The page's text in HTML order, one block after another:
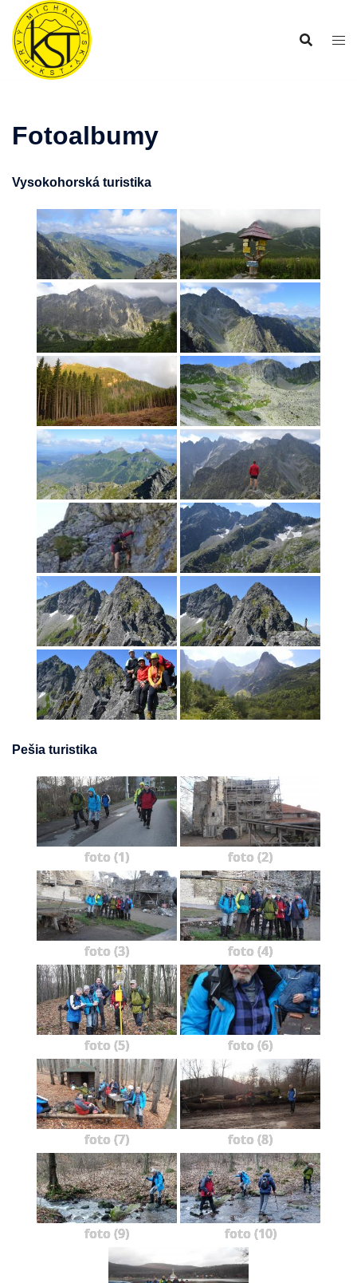
Preskočiť
obsah
Fotoalbumy
Vysokohorská turistika
Pešia turistika
foto (1) foto (2)
foto (3) foto (4)
foto (5) foto (6)
foto (7) foto (8)
foto (9) foto (10)